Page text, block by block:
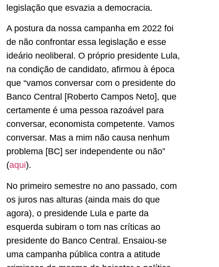
legislação que esvazia a democracia.
A postura da nossa campanha em 2022 foi
de não confrontar essa legislação e esse
ideário neoliberal. O próprio presidente Lula,
na condição de candidato, afirmou à época
que “vamos conversar com o presidente do
Banco Central [Roberto Campos Neto], que
certamente é uma pessoa razoável para
conversar, economista competente. Vamos
conversar. Mas a mim não causa nenhum
problema [BC] ser independente ou não”
(aqui).
No primeiro semestre no ano passado, com
os juros nas alturas (ainda mais do que
agora), o presidende Lula e parte da
esquerda subiram o tom nas críticas ao
presidente do Banco Central. Ensaiou-se
uma campanha pública contra a atitude